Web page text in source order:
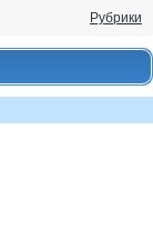
Рубрики